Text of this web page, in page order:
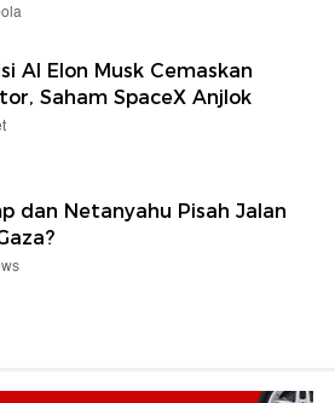
AI Elon Musk Cemaskan
Saham SpaceX Anjlok
dan Netanyahu Pisah Jalan